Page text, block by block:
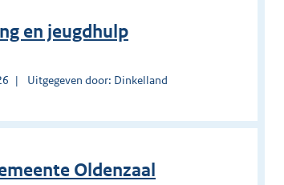
en jeugdhulp
Uitgegeven door: Dinkelland
Oldenzaal